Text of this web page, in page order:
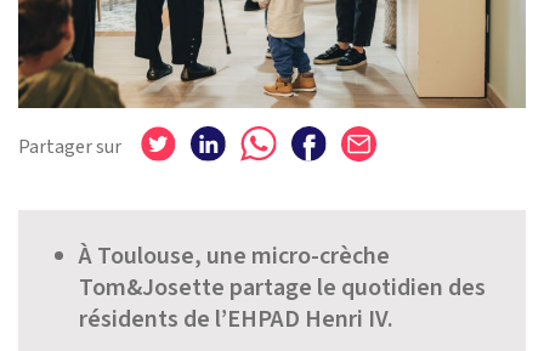
Partager sur
À Toulouse, une micro-crèche
Tom&Josette partage le quotidien des
résidents de l’EHPAD Henri IV.